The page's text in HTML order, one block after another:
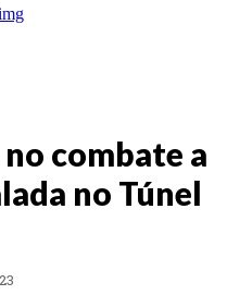
combate a
no Túnel